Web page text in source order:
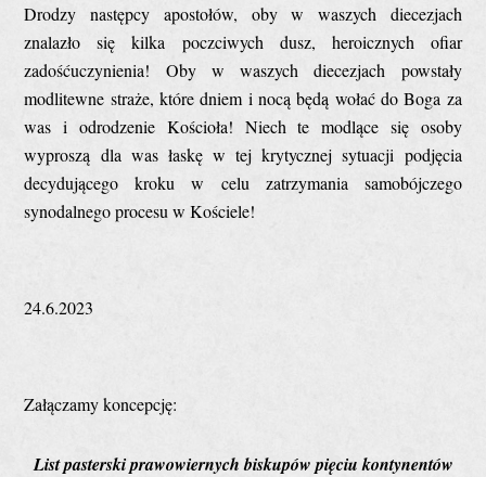
Drodzy następcy apostołów, oby w waszych diecezjach
znalazło się kilka poczciwych dusz, heroicznych ofiar
zadośćuczynienia! Oby w waszych diecezjach powstały
modlitewne straże, które dniem i nocą będą wołać do Boga za
was i odrodzenie Kościoła! Niech te modlące się osoby
wyproszą dla was łaskę w tej krytycznej sytuacji podjęcia
decydującego kroku w celu zatrzymania samobójczego
synodalnego procesu w Kościele!
24.6.2023
Załączamy koncepcję:
List pasterski prawowiernych biskupów pięciu kontynentów